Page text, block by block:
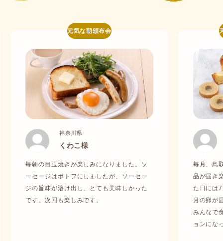
元気な朝頒布会
神奈川県
くわこ様
毎朝の目玉焼きが楽しみになりました。ソ
ーセージはポトフにしましたが、ソーセー
ジの旨味が溶け出し、とても美味しかった
です。次回も楽しみです。
毎月、鳥
品が届き
た日には
月の卵が
みんなで
ョンにな